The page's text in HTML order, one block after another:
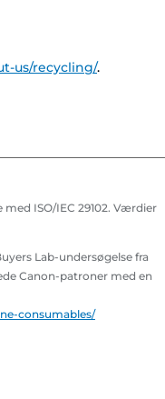
us/recycling/.
ISO/IEC 29102. Værdier
Lab-undersøgelse fra
Canon-patroner med en
consumables/